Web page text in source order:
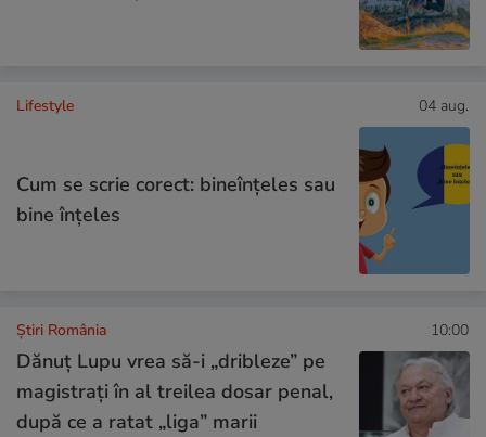
Lifestyle 04 aug.
Cum se scrie corect: bineînțeles sau
bine înțeles
Știri România 10:00
Dănuț Lupu vrea să-i „dribleze” pe
magistrați în al treilea dosar penal,
după ce a ratat „liga” marii